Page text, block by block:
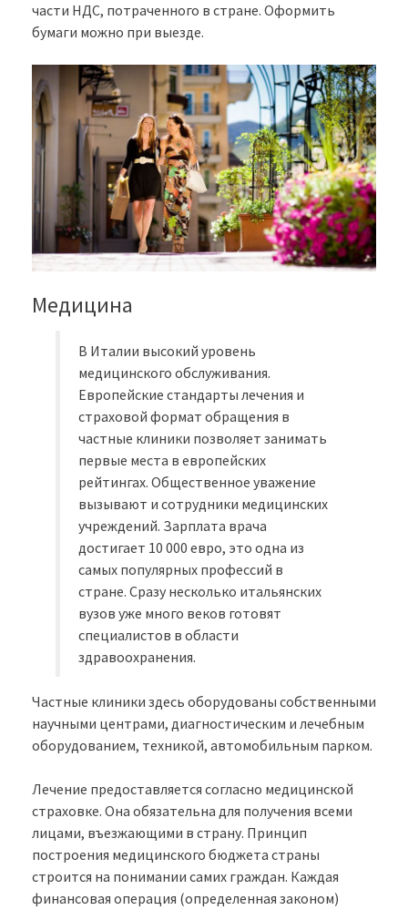
части НДС, потраченного в стране. Оформить
бумаги можно при выезде.
Медицина
В Италии высокий уровень
медицинского обслуживания.
Европейские стандарты лечения и
страховой формат обращения в
частные клиники позволяет занимать
первые места в европейских
рейтингах. Общественное уважение
вызывают и сотрудники медицинских
учреждений. Зарплата врача
достигает 10 000 евро, это одна из
самых популярных профессий в
стране. Сразу несколько итальянских
вузов уже много веков готовят
специалистов в области
здравоохранения.
Частные клиники здесь оборудованы собственными
научными центрами, диагностическим и лечебным
оборудованием, техникой, автомобильным парком.
Лечение предоставляется согласно медицинской
страховке. Она обязательна для получения всеми
лицами, въезжающими в страну. Принцип
построения медицинского бюджета страны
строится на понимании самих граждан. Каждая
финансовая операция (определенная законом)